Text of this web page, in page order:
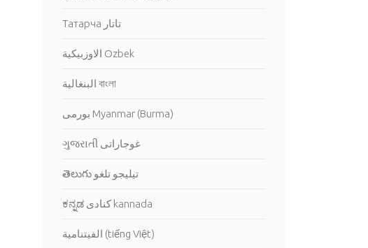
Татарча تاتار
الاوزبيكية Ozbek
البنغالية বাংলা
بورمى Myanmar (Burma)
ગુજરાતી غوجاراتى
తెలుగు تيليجو تلغو
ಕನ್ನಡ كنادى kannada
الفيتنامية (tiếng Việt)